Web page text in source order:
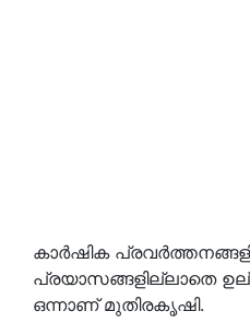
കാർഷിക
പ്രയാസങ്ങളില്ലാതെ
ഒന്നാണ് മുതിരകൃഷി.